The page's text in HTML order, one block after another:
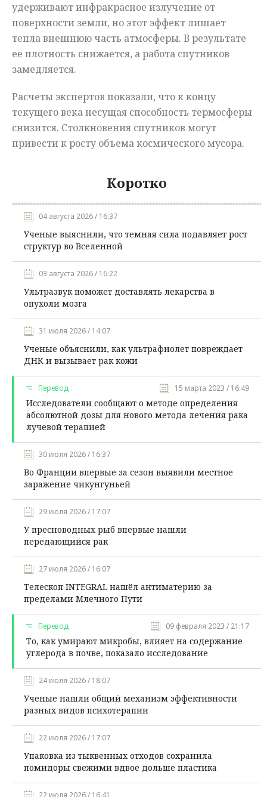
удерживают инфракрасное излучение от
поверхности земли, но этот эффект лишает
тепла внешнюю часть атмосферы. В результате
ее плотность снижается, а работа спутников
замедляется.
Расчеты экспертов показали, что к концу
текущего века несущая способность термосферы
снизится. Столкновения спутников могут
привести к росту объема космического мусора.
Коротко
04 августа 2026 / 16:37
Ученые выяснили, что темная сила подавляет рост
структур во Вселенной
03 августа 2026 / 16:22
Ультразвук поможет доставлять лекарства в
опухоли мозга
31 июля 2026 / 14:07
Ученые объяснили, как ультрафиолет повреждает
ДНК и вызывает рак кожи
Перевод 15 марта 2023 / 16:49
Исследователи сообщают о методе определения
абсолютной дозы для нового метода лечения рака
лучевой терапией
30 июля 2026 / 16:37
Во Франции впервые за сезон выявили местное
заражение чикунгуньей
29 июля 2026 / 17:07
У пресноводных рыб впервые нашли
передающийся рак
27 июля 2026 / 16:07
Телескоп INTEGRAL нашёл антиматерию за
пределами Млечного Пути
Перевод 09 февраля 2023 / 21:17
То, как умирают микробы, влияет на содержание
углерода в почве, показало исследование
24 июля 2026 / 18:07
Ученые нашли общий механизм эффективности
разных видов психотерапии
22 июля 2026 / 17:07
Упаковка из тыквенных отходов сохранила
помидоры свежими вдвое дольше пластика